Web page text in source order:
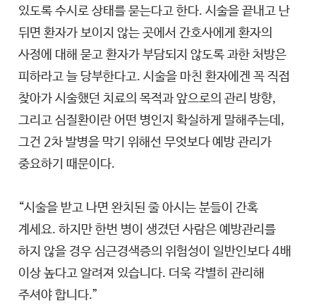
있도록 수시로 상태를 묻는다고 한다. 시술을 끝내고 난
뒤면 환자가 보이지 않는 곳에서 간호사에게 환자의
사정에 대해 묻고 환자가 부담되지 않도록 과한 처방은
피하라고 늘 당부한다고. 시술을 마친 환자에겐 꼭 직접
찾아가 시술했던 치료의 목적과 앞으로의 관리 방향,
그리고 심질환이란 어떤 병인지 확실하게 말해주는데,
그건 2차 발병을 막기 위해선 무엇보다 예방 관리가
중요하기 때문이다.
“시술을 받고 나면 완치된 줄 아시는 분들이 간혹
계세요. 하지만 한번 병이 생겼던 사람은 예방관리를
하지 않을 경우 심근경색증의 위험성이 일반인보다 4배
이상 높다고 알려져 있습니다. 더욱 각별히 관리해
주셔야 합니다.”